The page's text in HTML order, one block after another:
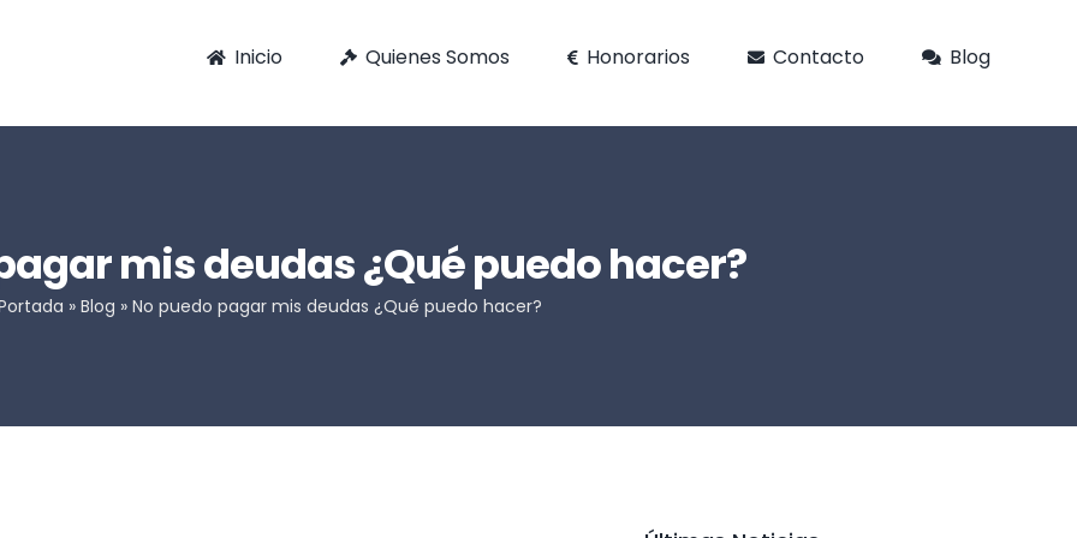
Inicio Quienes Somos Honorarios Contacto Blog
mis deudas ¿Qué puedo hacer?
» Blog » No puedo pagar mis deudas ¿Qué puedo hacer?